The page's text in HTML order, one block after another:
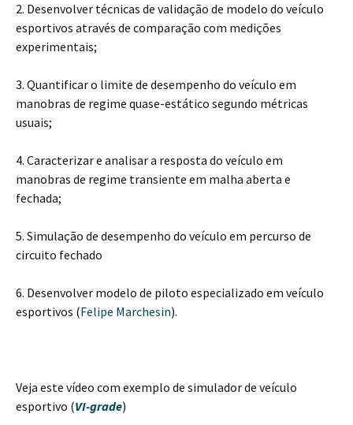
2. Desenvolver técnicas de validação de modelo do veículo
esportivos através de comparação com medições
experimentais;
3. Quantificar o limite de desempenho do veículo em
manobras de regime quase-estático segundo métricas
usuais;
4. Caracterizar e analisar a resposta do veículo em
manobras de regime transiente em malha aberta e
fechada;
5. Simulação de desempenho do veículo em percurso de
circuito fechado
6. Desenvolver modelo de piloto especializado em veículo
esportivos (Felipe Marchesin).
Veja este vídeo com exemplo de simulador de veículo
esportivo (VI-grade)